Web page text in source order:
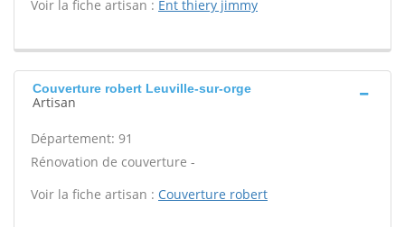
Voir la fiche artisan : Ent thiery jimmy
Couverture robert Leuville-sur-orge
Artisan
Département: 91
Rénovation de couverture -
Voir la fiche artisan : Couverture robert